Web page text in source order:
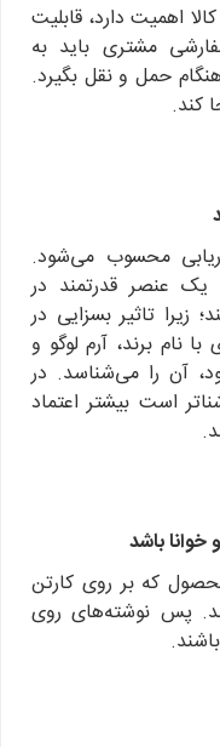
اهمیت دارد، قابلیت
مشتری باید به
حمل و نقل بگیرد.
کند.
محسوب می‌شود.
یک عنصر قدرتمند در
تاثیر بسزایی در
نام برند، آرم لوگو و
آن را می‌شناسد. در
است بیشتر اعتماد
که بر روی کارتن
پس نوشته‌های روی